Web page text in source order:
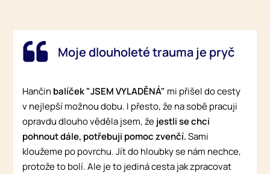
Moje dlouholeté trauma je pryč
Hančin balíček "JSEM VYLADĚNÁ" mi přišel do cesty
v nejlepší možnou dobu. I přesto, že na sobě pracuji
opravdu dlouho věděla jsem, žejestli se chci
pohnout dále, potřebuji pomoc zvenčí.Sami
kloužeme po povrchu. Jít do hloubky se nám nechce,
protože to bolí. Ale je to jediná cesta jak zpracovat